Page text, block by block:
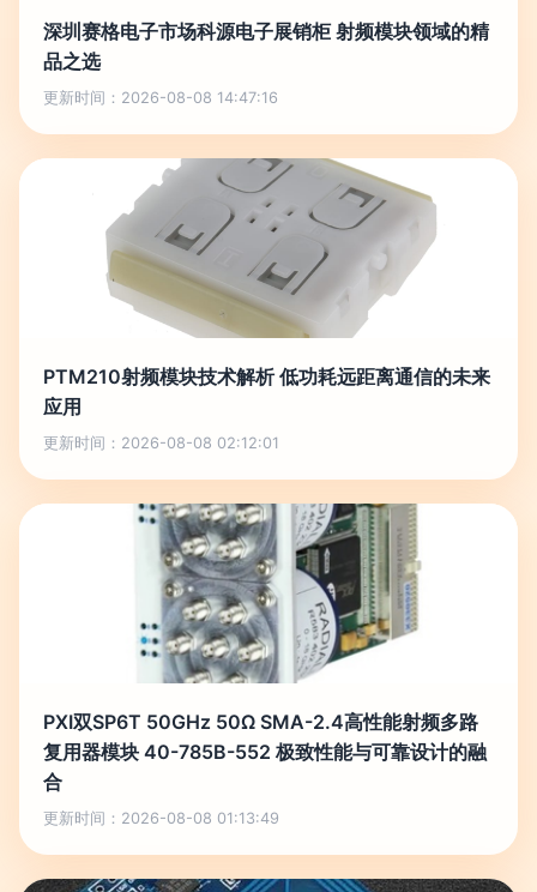
深圳赛格电子市场科源电子展销柜 射频模块领域的精
品之选
更新时间：2026-08-08 14:47:16
PTM210射频模块技术解析 低功耗远距离通信的未来
应用
更新时间：2026-08-08 02:12:01
PXI双SP6T 50GHz 50Ω SMA-2.4高性能射频多路
复用器模块 40-785B-552 极致性能与可靠设计的融
合
更新时间：2026-08-08 01:13:49